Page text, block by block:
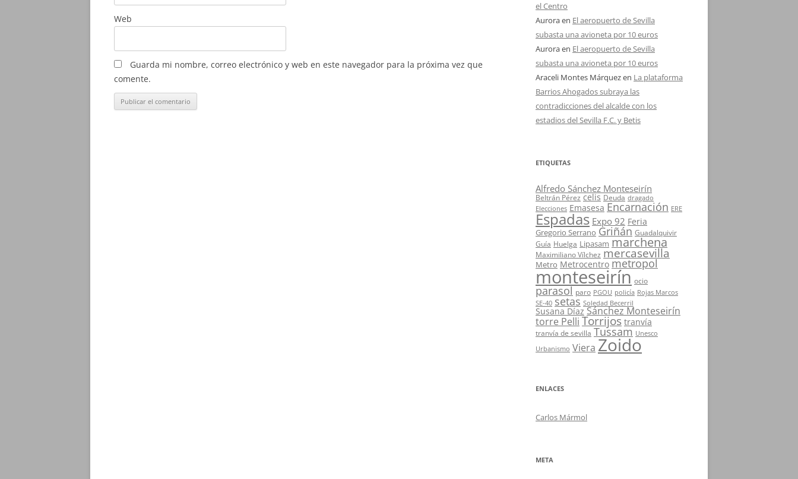
Web
Guarda mi nombre, correo electrónico y web en este navegador para la próxima vez que
comente.
el Centro
Auroraen El aeropuerto de Sevilla
subasta una avioneta por 10 euros
Auroraen El aeropuerto de Sevilla
subasta una avioneta por 10 euros
Araceli Montes Márquezen La plataforma
Barrios Ahogados subraya las
contradicciones del alcalde con los
estadios del Sevilla F.C. y Betis
ETIQUETAS
Alfredo Sánchez Monteseirín
Beltrán Pérez celis Deuda dragado
Elecciones Emasesa Encarnación ERE
Espadas Expo 92 Feria
Gregorio Serrano Griñán Guadalquivir
Guía Huelga Lipasam marchena
Maximiliano Vílchez mercasevilla
Metro Metrocentro metropol
monteseirín ocio
parasol paro PGOU policía Rojas Marcos
SE-40 setas Soledad Becerril
Susana Díaz Sánchez Monteseirín
torre Pelli Torrijos tranvía
tranvía de sevilla Tussam Unesco
Urbanismo Viera Zoido
ENLACES
Carlos Mármol
META